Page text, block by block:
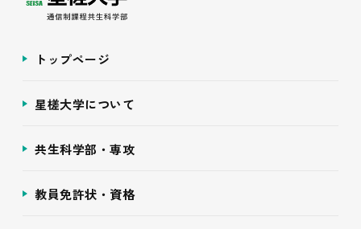
トップページ
星槎大学について
共生科学部・専攻
教員免許状・資格